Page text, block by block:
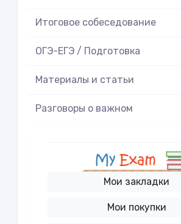
Итоговое cобеседование
ОГЭ-ЕГЭ / Подготовка
Материалы и статьи
Разговоры о важном
Мои закладки
Мои покупки